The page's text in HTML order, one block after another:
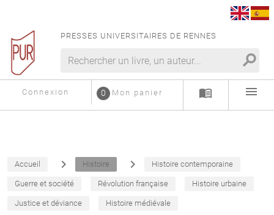
PRESSES UNIVERSITAIRES DE RENNES
search
Connexion Mon panier
0 menu_book menu
Accueil navigate_next Histoire navigate_next Histoire contemporaine
Guerre et société Révolution française Histoire urbaine
Justice et déviance Histoire médiévale